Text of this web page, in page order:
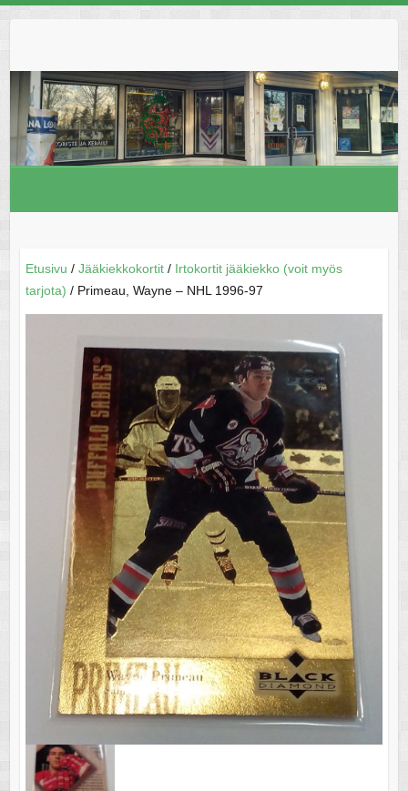
Etusivu / Jääkiekkokortit/ Irtokortit jääkiekko (voit myös
tarjota) / Primeau, Wayne – NHL 1996-97